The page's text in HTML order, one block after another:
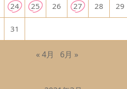
24 25 26 27 28 29
31
« 4月 6月 »